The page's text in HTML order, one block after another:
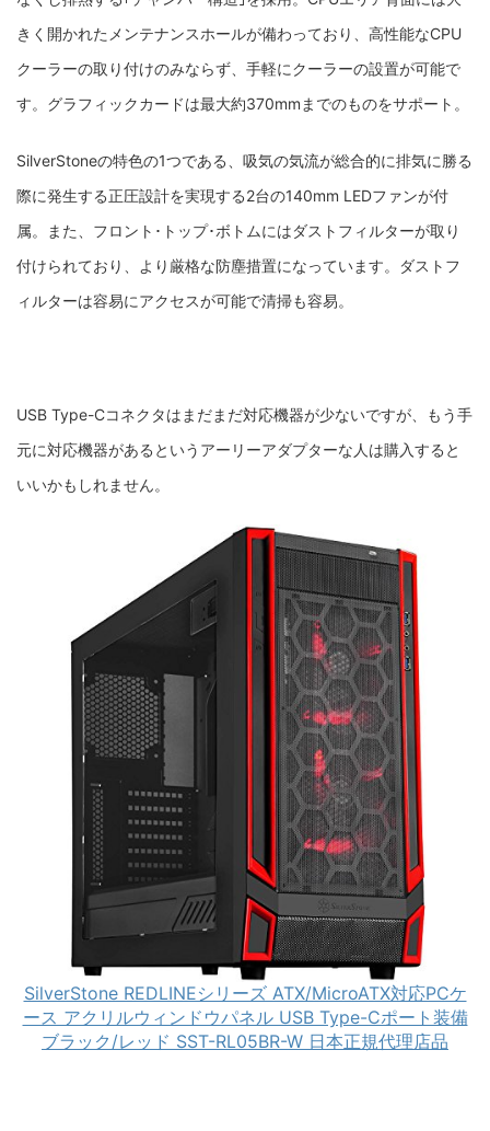
きく開かれたメンテナンスホールが備わっており、高性能なCPU
クーラーの取り付けのみならず、手軽にクーラーの設置が可能で
す。グラフィックカードは最大約370mmまでのものをサポート。
SilverStoneの特色の1つである、吸気の気流が総合的に排気に勝る
際に発生する正圧設計を実現する2台の140mm LEDファンが付
属。また、フロント･トップ･ボトムにはダストフィルターが取り
付けられており、より厳格な防塵措置になっています。ダストフ
ィルターは容易にアクセスが可能で清掃も容易。
USB Type-Cコネクタはまだまだ対応機器が少ないですが、もう手
元に対応機器があるというアーリーアダプターな人は購入すると
いいかもしれません。
SilverStone REDLINEシリーズ ATX/MicroATX対応PCケ
ース アクリルウィンドウパネル USB Type-Cポート装備
ブラック/レッド SST-RL05BR-W 日本正規代理店品